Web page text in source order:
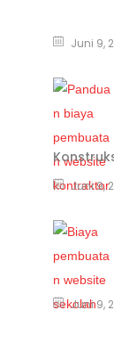
Juni 9,
Juni 9,
Juni 9,